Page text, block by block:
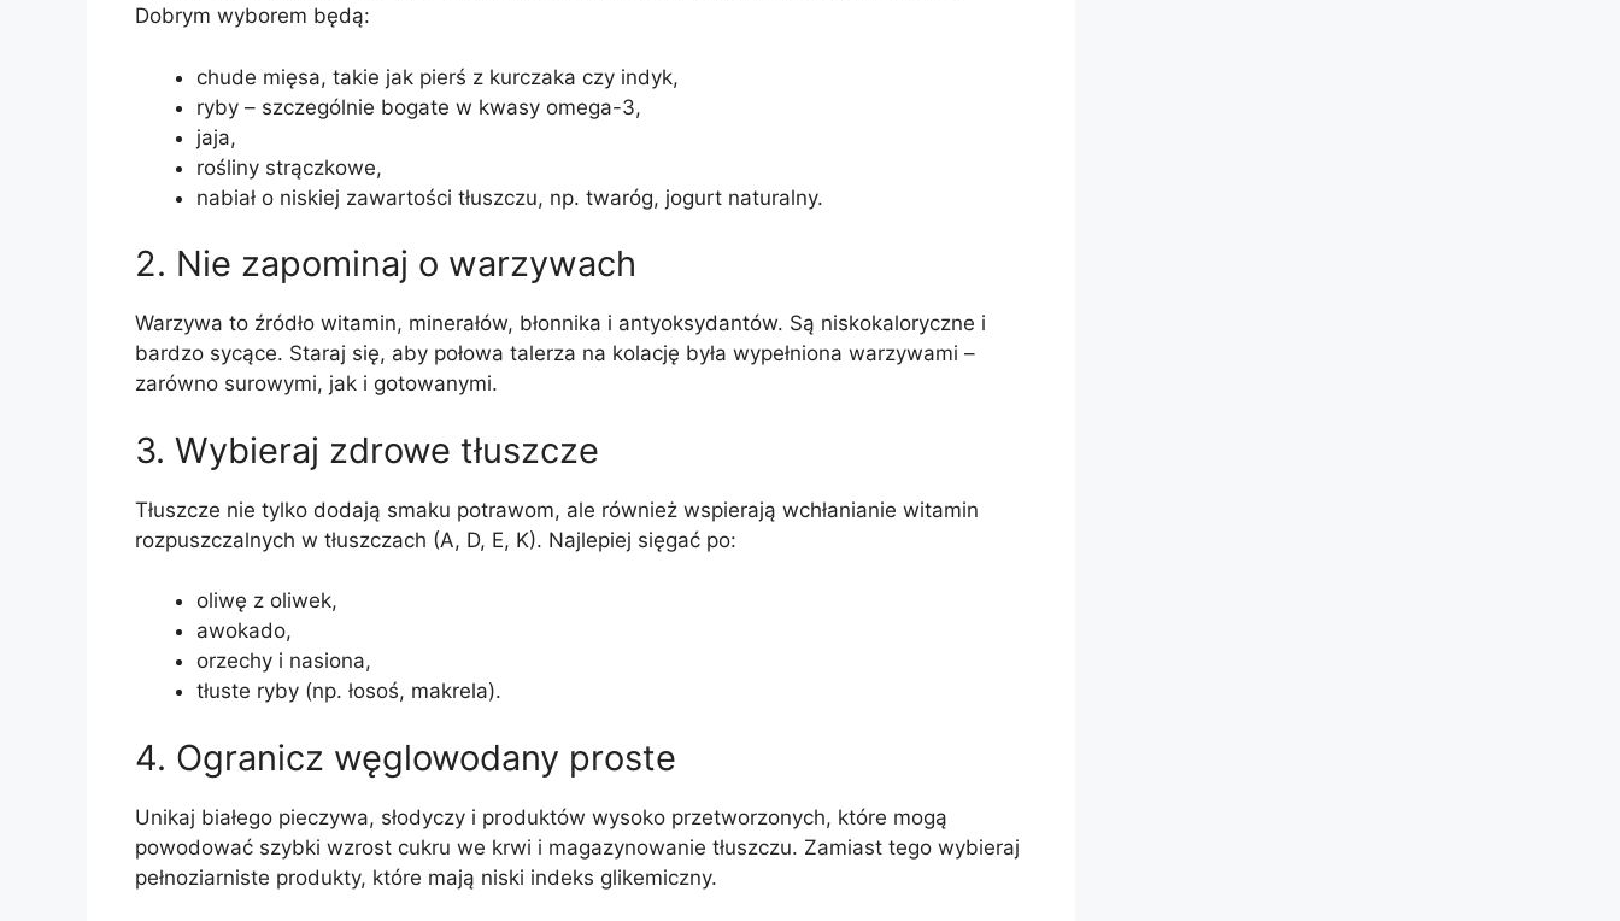
Dobrym wyborem będą:
chude mięsa, takie jak pierś z kurczaka czy indyk,
ryby – szczególnie bogate w kwasy omega-3,
jaja,
rośliny strączkowe,
nabiał o niskiej zawartości tłuszczu, np. twaróg, jogurt naturalny.
2. Nie zapominaj o warzywach
Warzywa to źródło witamin, minerałów, błonnika i antyoksydantów. Są niskokaloryczne i
bardzo sycące. Staraj się, aby połowa talerza na kolację była wypełniona warzywami –
zarówno surowymi, jak i gotowanymi.
3. Wybieraj zdrowe tłuszcze
Tłuszcze nie tylko dodają smaku potrawom, ale również wspierają wchłanianie witamin
rozpuszczalnych w tłuszczach (A, D, E, K). Najlepiej sięgać po:
oliwę z oliwek,
awokado,
orzechy i nasiona,
tłuste ryby (np. łosoś, makrela).
4. Ogranicz węglowodany proste
Unikaj białego pieczywa, słodyczy i produktów wysoko przetworzonych, które mogą
powodować szybki wzrost cukru we krwi i magazynowanie tłuszczu. Zamiast tego wybieraj
pełnoziarniste produkty, które mają niski indeks glikemiczny.